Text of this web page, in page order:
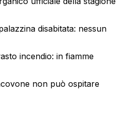
disabitata: nessun
incendio: in fiamme
non può ospitare